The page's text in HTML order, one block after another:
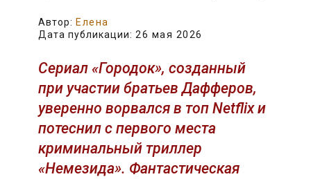
Автор: Елена
Дата публикации: 26 мая 2026
Сериал «Городок», созданный
при участии братьев Дафферов,
уверенно ворвался в топ Netflix и
потеснил с первого места
криминальный триллер
«Немезида». Фантастическая